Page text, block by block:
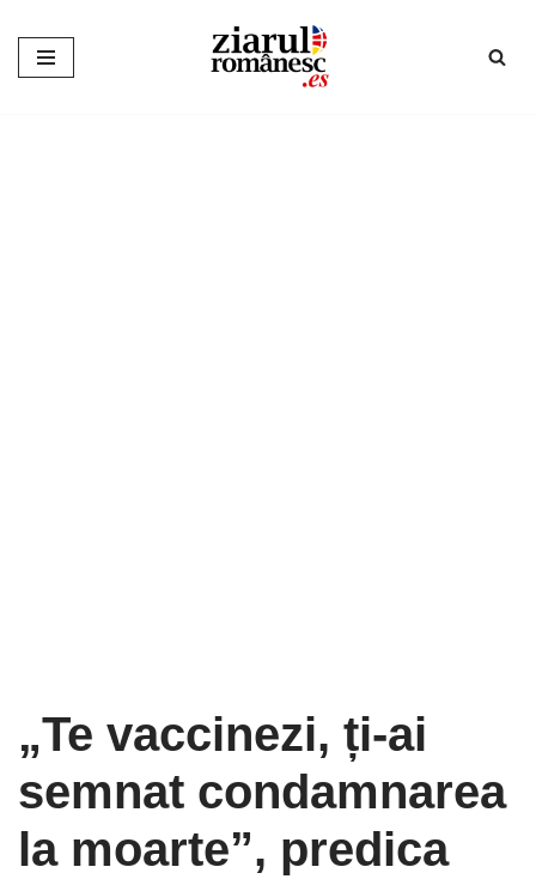
Sari
„Te vaccinezi, ți-ai
semnat condamnarea
la moarte”, predica